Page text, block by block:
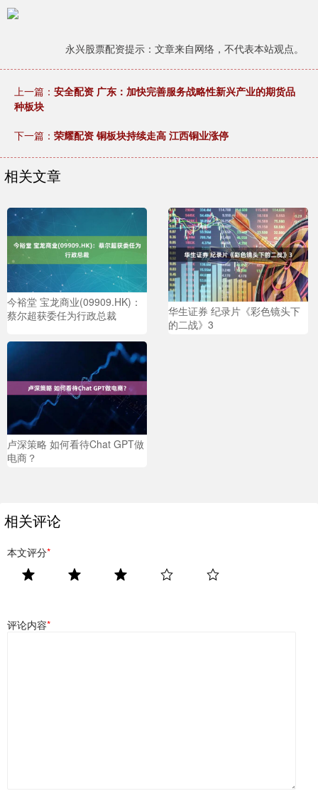
永兴股票配资提示：文章来自网络，不代表本站观点。
上一篇： 安全配资 广东：加快完善服务战略性新兴产业的期货品
种板块
下一篇： 荣耀配资 ​铜板块持续走高 江西铜业涨停
相关文章
今裕堂 宝龙商业(09909.HK)：
蔡尔超获委任为行政总裁
华生证券 纪录片《彩色镜头下
的二战》3
卢深策略 如何看待Chat GPT做
电商？
相关评论
本文评分*
评论内容*